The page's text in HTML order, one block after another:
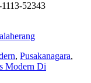
52343
, Pusakanagara,
Modern Di